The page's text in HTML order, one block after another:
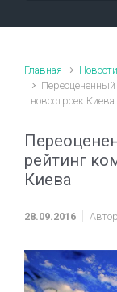
Главная
Новости
новостроек Киева
рейтинг
Киева
28.09.2016